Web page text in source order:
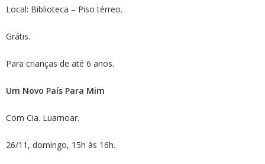
Local: Biblioteca – Piso térreo.
Grátis.
Para crianças de até 6 anos.
Um Novo País Para Mim
Com Cia. Luarnoar.
26/11, domingo, 15h às 16h.